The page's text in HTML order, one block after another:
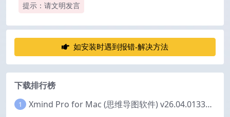
提示：请文明发言
如安装时遇到报错-解决方法
下载排行榜
1 Xmind Pro for Mac (思维导图软件) v26.04.01337 永久激活版